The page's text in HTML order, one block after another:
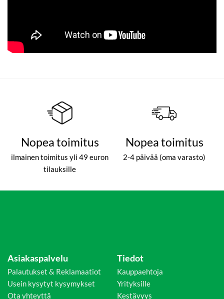
Nopea toimitus
ilmainen toimitus yli 49 euron
tilauksille
Nopea toimitus
2-4 päivää (oma varasto)
Asiakaspalvelu
Palautukset & Reklamaatiot
Usein kysytyt kysymykset
Ota yhteyttä
Tiedot
Kauppaehtoja
Yrityksille
Kestävyys